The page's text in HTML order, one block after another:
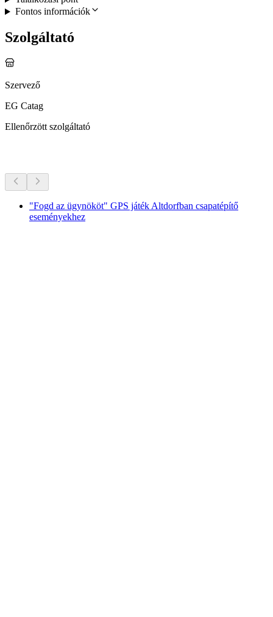
Fontos információk
Szolgáltató
Szervező
EG Catag
Ellenőrzött szolgáltató
"Fogd az ügynököt" GPS játék Altdorfban csapatépítő
eseményekhez